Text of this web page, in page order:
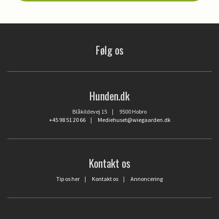
Følg os
Hunden.dk
Blåkildevej 15 | 9500 Hobro
+45 98 51 20 66| Mediehuset@wiegaarden.dk
Kontakt os
Tip os her | Kontakt os | Annoncering